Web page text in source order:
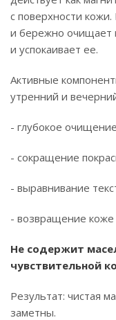
с поверхности
и бережно очищает
и успокаивает ее.
Активные
утренний и
- глубокое
- сокращение
- выравнивание
- возвращение коже
Не содержит
чувствительной
Результат: чистая
заметны.